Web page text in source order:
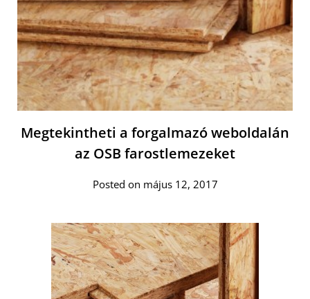
Megtekintheti a forgalmazó weboldalán
az OSB farostlemezeket
Posted on május 12, 2017